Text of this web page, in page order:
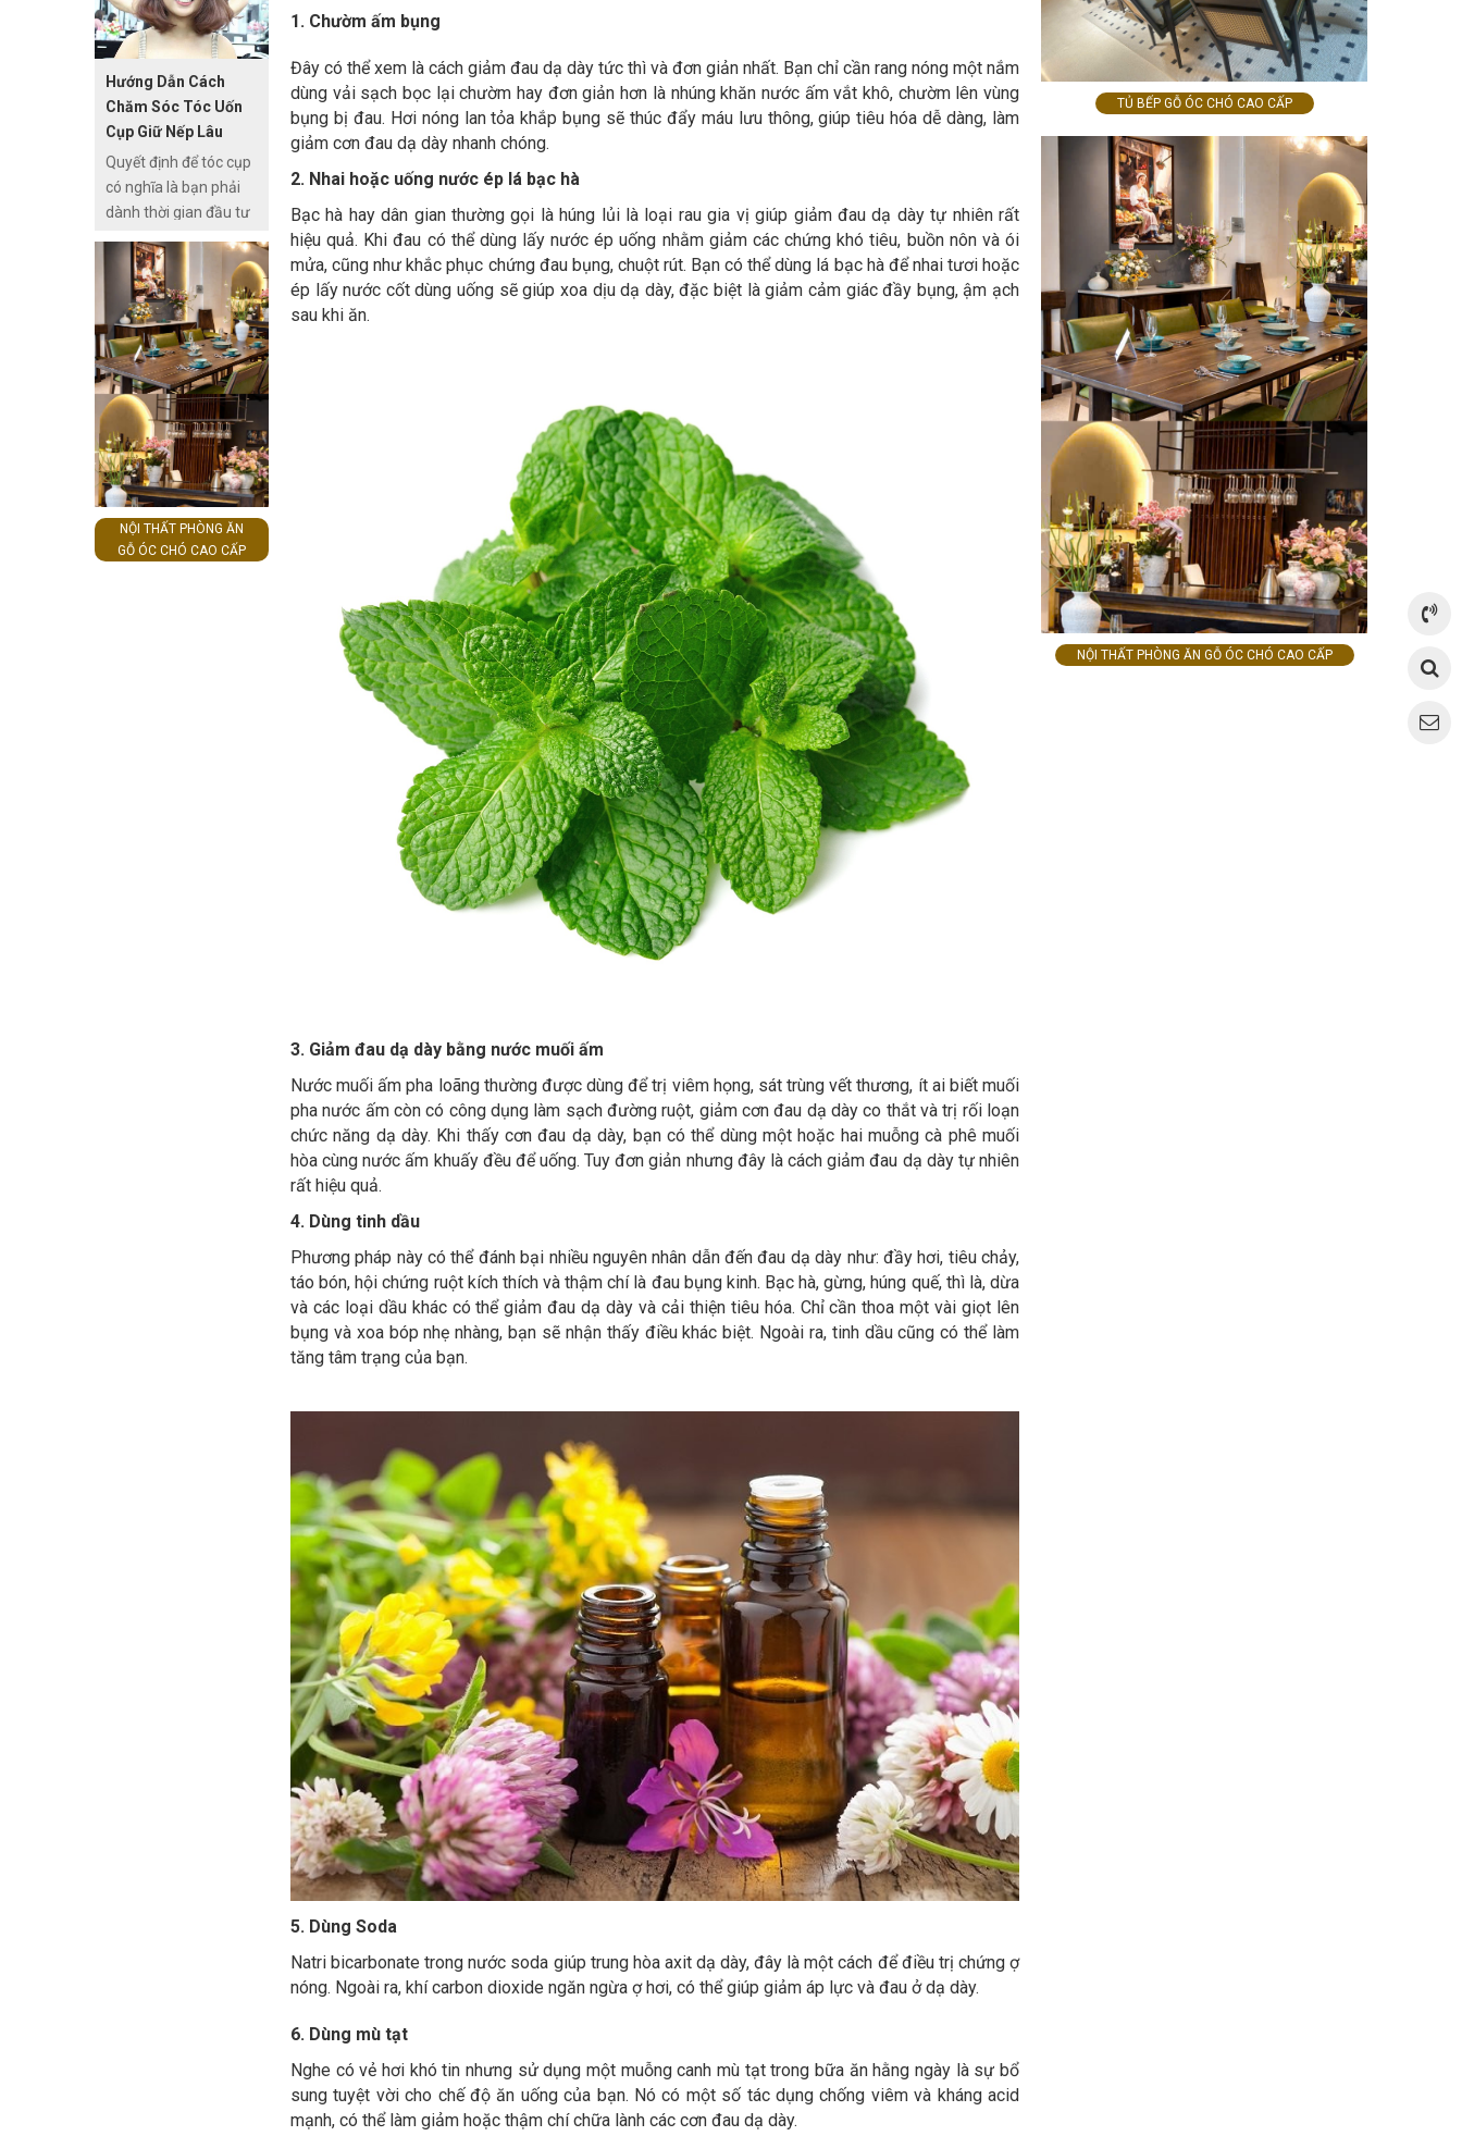
1. Chườm ấm bụng
Đây có thể xem là cách giảm đau dạ dày tức thì và đơn giản nhất. Bạn chỉ cần rang nóng một nắm
dùng vải sạch bọc lại chườm hay đơn giản hơn là nhúng khăn nước ấm vắt khô, chườm lên vùng
bụng bị đau. Hơi nóng lan tỏa khắp bụng sẽ thúc đẩy máu lưu thông, giúp tiêu hóa dễ dàng, làm
giảm cơn đau dạ dày nhanh chóng.
2. Nhai hoặc uống nước ép lá bạc hà
Bạc hà hay dân gian thường gọi là húng lủi là loại rau gia vị giúp giảm đau dạ dày tự nhiên rất
hiệu quả. Khi đau có thể dùng lấy nước ép uống nhằm giảm các chứng khó tiêu, buồn nôn và ói
mửa, cũng như khắc phục chứng đau bụng, chuột rút. Bạn có thể dùng lá bạc hà để nhai tươi hoặc
ép lấy nước cốt dùng uống sẽ giúp xoa dịu dạ dày, đặc biệt là giảm cảm giác đầy bụng, ậm ạch
sau khi ăn.
3. Giảm đau dạ dày bằng nước muối ấm
Nước muối ấm pha loãng thường được dùng để trị viêm họng, sát trùng vết thương, ít ai biết muối
pha nước ấm còn có công dụng làm sạch đường ruột, giảm cơn đau dạ dày co thắt và trị rối loạn
chức năng dạ dày. Khi thấy cơn đau dạ dày, bạn có thể dùng một hoặc hai muỗng cà phê muối
hòa cùng nước ấm khuấy đều để uống. Tuy đơn giản nhưng đây là cách giảm đau dạ dày tự nhiên
rất hiệu quả.
4. Dùng tinh dầu
Phương pháp này có thể đánh bại nhiều nguyên nhân dẫn đến đau dạ dày như: đầy hơi, tiêu chảy,
táo bón, hội chứng ruột kích thích và thậm chí là đau bụng kinh. Bạc hà, gừng, húng quế, thì là, dừa
và các loại dầu khác có thể giảm đau dạ dày và cải thiện tiêu hóa. Chỉ cần thoa một vài giọt lên
bụng và xoa bóp nhẹ nhàng, bạn sẽ nhận thấy điều khác biệt. Ngoài ra, tinh dầu cũng có thể làm
tăng tâm trạng của bạn.
5. Dùng Soda
Natri bicarbonate trong nước soda giúp trung hòa axit dạ dày, đây là một cách để điều trị chứng ợ
nóng. Ngoài ra, khí carbon dioxide ngăn ngừa ợ hơi, có thể giúp giảm áp lực và đau ở dạ dày.
6. Dùng mù tạt
Nghe có vẻ hơi khó tin nhưng sử dụng một muỗng canh mù tạt trong bữa ăn hằng ngày là sự bổ
sung tuyệt vời cho chế độ ăn uống của bạn. Nó có một số tác dụng chống viêm và kháng acid
mạnh, có thể làm giảm hoặc thậm chí chữa lành các cơn đau dạ dày.
để lại sẹo trên da. Vì
thế ngày càng nhiều
phương pháp waxing
hay còn gọi wax lông
với những công thức
wax lông tại nhà vừa
mang tới hiệu quả triệt
lông tốt mà còn đảm
bảo độ an toàn cho
làn da của bạn đó.
không chỉ dễ sưng đỏ,
đau rát khi nặn mụn
sai cách mà ngay cả
khi bạn nặn mụn đúng
cách thì da vẫn dễ bị
sưng viêm.
Hướng Dẫn Cách
Chăm Sóc Tóc Uốn
Cụp Giữ Nếp Lâu
Quyết định để tóc cụp
có nghĩa là bạn phải
dành thời gian đầu tư
chăm sóc cho mái tóc
của mình hơn hẳn so
với những loại tóc bình
thường. Chỉ cần lơ là
một chút là mái tóc sẽ
xơ rối, lòa xòa nhìn
mất thẩm mỹ.
NỘI THẤT PHÒNG ĂN
GỖ ÓC CHÓ CAO CẤP
TỦ BẾP GỖ ÓC CHÓ CAO CẤP
NỘI THẤT PHÒNG ĂN GỖ ÓC CHÓ CAO CẤP